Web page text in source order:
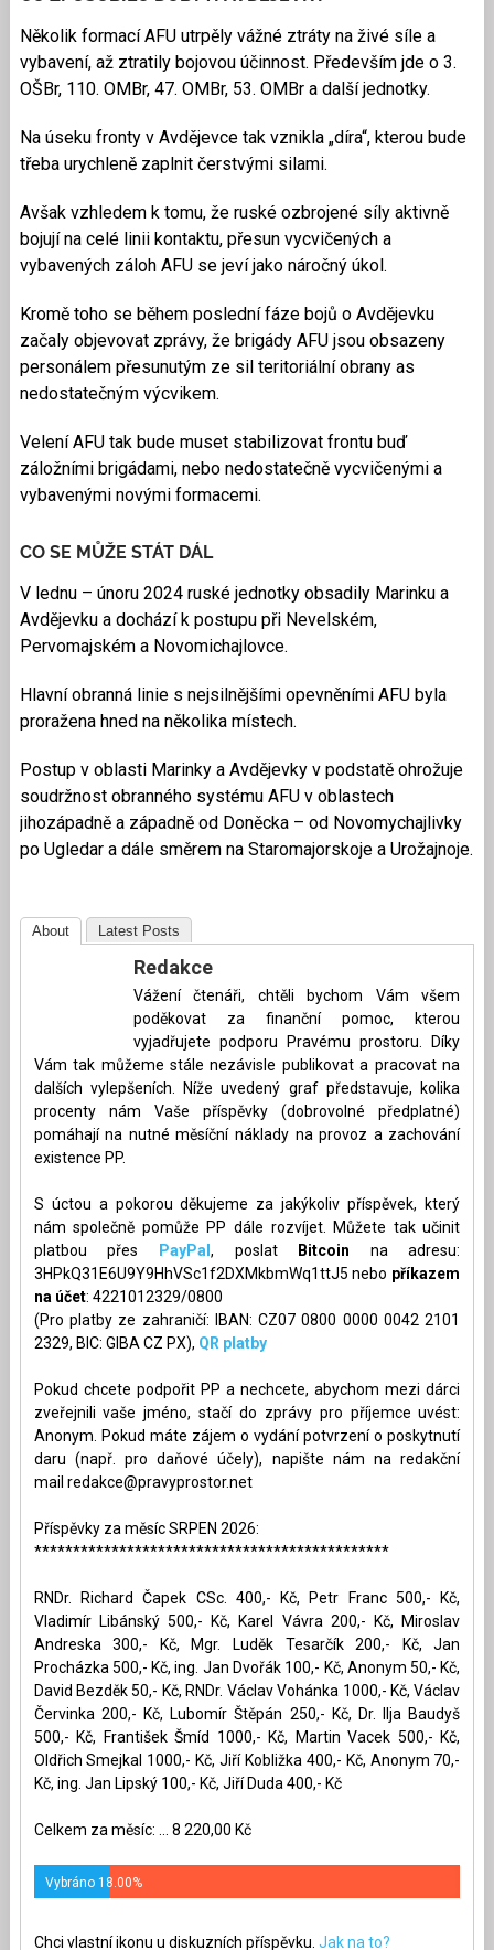
Několik formací AFU utrpěly vážné ztráty na živé síle a
vybavení, až ztratily bojovou účinnost. Především jde o 3.
OŠBr, 110. OMBr, 47. OMBr, 53. OMBr a další jednotky.
Na úseku fronty v Avdějevce tak vznikla „díra“, kterou bude
třeba urychleně zaplnit čerstvými silami.
Avšak vzhledem k tomu, že ruské ozbrojené síly aktivně
bojují na celé linii kontaktu, přesun vycvičených a
vybavených záloh AFU se jeví jako náročný úkol.
Kromě toho se během poslední fáze bojů o Avdějevku
začaly objevovat zprávy, že brigády AFU jsou obsazeny
personálem přesunutým ze sil teritoriální obrany as
nedostatečným výcvikem.
Velení AFU tak bude muset stabilizovat frontu buď
záložními brigádami, nebo nedostatečně vycvičenými a
vybavenými novými formacemi.
CO SE MŮŽE STÁT DÁL
V lednu – únoru 2024 ruské jednotky obsadily Marinku a
Avdějevku a dochází k postupu při Nevelském,
Pervomajském a Novomichajlovce.
Hlavní obranná linie s nejsilnějšími opevněními AFU byla
proražena hned na několika místech.
Postup v oblasti Marinky a Avdějevky v podstatě ohrožuje
soudržnost obranného systému AFU v oblastech
jihozápadně a západně od Doněcka – od Novomychajlivky
po Ugledar a dále směrem na Staromajorskoje a Urožajnoje.
About Latest Posts
Redakce
Vážení čtenáři, chtěli bychom Vám všem
poděkovat za finanční pomoc, kterou
vyjadřujete podporu Pravému prostoru. Díky
Vám tak můžeme stále nezávisle publikovat a pracovat na
dalších vylepšeních. Níže uvedený graf představuje, kolika
procenty nám Vaše příspěvky (dobrovolné předplatné)
pomáhají na nutné měsíční náklady na provoz a zachování
existence PP.
S úctou a pokorou děkujeme za jakýkoliv příspěvek, který
nám společně pomůže PP dále rozvíjet. Můžete tak učinit
platbou přes
PayPal , poslat Bitcoin na adresu:
3HPkQ31E6U9Y9HhVSc1f2DXMkbmWq1ttJ5 nebo příkazem
na účet: 4221012329/0800
(Pro platby ze zahraničí: IBAN: CZ07 0800 0000 0042 2101
2329, BIC: GIBA CZ PX), QR platby
Pokud chcete podpořit PP a nechcete, abychom mezi dárci
zveřejnili vaše jméno, stačí do zprávy pro příjemce uvést:
Anonym. Pokud máte zájem o vydání potvrzení o poskytnutí
daru (např. pro daňové účely), napište nám na redakční
mail redakce@pravyprostor.net
Příspěvky za měsíc SRPEN 2026:
**********************************************
RNDr. Richard Čapek CSc. 400,- Kč, Petr Franc 500,- Kč,
Vladimír Libánský 500,- Kč, Karel Vávra 200,- Kč, Miroslav
Andreska 300,- Kč, Mgr. Luděk Tesarčík 200,- Kč, Jan
Procházka 500,- Kč, ing. Jan Dvořák 100,- Kč, Anonym 50,- Kč,
David Bezděk 50,- Kč, RNDr. Václav Vohánka 1000,- Kč, Václav
Červinka 200,- Kč, Lubomír Štěpán 250,- Kč, Dr. Ilja Baudyš
500,- Kč, František Šmíd 1000,- Kč, Martin Vacek 500,- Kč,
Oldřich Smejkal 1000,- Kč, Jiří Kobližka 400,- Kč, Anonym 70,-
Kč, ing. Jan Lipský 100,- Kč, Jiří Duda 400,- Kč
Celkem za měsíc: ... 8 220,00 Kč
Vybráno 18.00%
Chci vlastní ikonu u diskuzních příspěvku. Jak na to?